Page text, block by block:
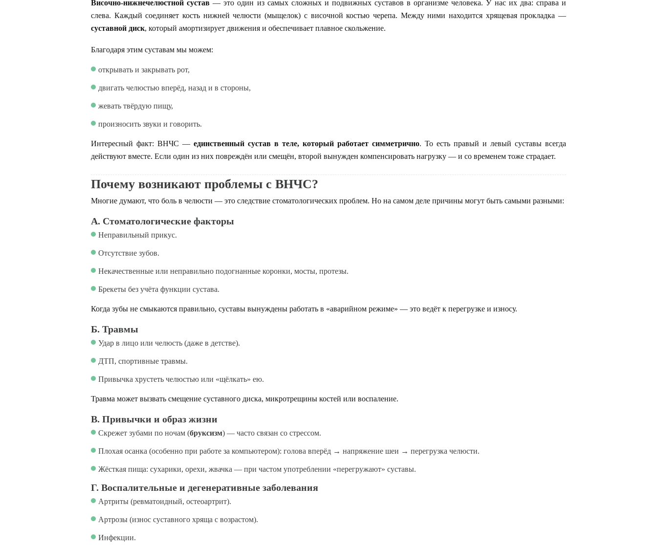
Височно-нижнечелюстной сустав — это один из самых сложных и подвижных суставов в организме человека. У нас их два: справа и
слева. Каждый соединяет кость нижней челюсти (мыщелок) с височной костью черепа. Между ними находится хрящевая прокладка —
суставной диск, который амортизирует движения и обеспечивает плавное скольжение.
Благодаря этим суставам мы можем:
открывать и закрывать рот,
двигать челюстью вперёд, назад и в стороны,
жевать твёрдую пищу,
произносить звуки и говорить.
Интересный факт: ВНЧС — единственный сустав в теле, который работает симметрично. То есть правый и левый суставы всегда
действуют вместе. Если один из них повреждён или смещён, второй вынужден компенсировать нагрузку — и со временем тоже страдает.
Почему возникают проблемы с ВНЧС?
Многие думают, что боль в челюсти — это следствие стоматологических проблем. Но на самом деле причины могут быть самыми разными:
А. Стоматологические факторы
Неправильный прикус.
Отсутствие зубов.
Некачественные или неправильно подогнанные коронки, мосты, протезы.
Брекеты без учёта функции сустава.
Когда зубы не смыкаются правильно, суставы вынуждены работать в «аварийном режиме» — это ведёт к перегрузке и износу.
Б. Травмы
Удар в лицо или челюсть (даже в детстве).
ДТП, спортивные травмы.
Привычка хрустеть челюстью или «щёлкать» ею.
Травма может вызвать смещение суставного диска, микротрещины костей или воспаление.
В. Привычки и образ жизни
Скрежет зубами по ночам (бруксизм) — часто связан со стрессом.
Плохая осанка (особенно при работе за компьютером): голова вперёд → напряжение шеи → перегрузка челюсти.
Жёсткая пища: сухарики, орехи, жвачка — при частом употреблении «перегружают» суставы.
Г. Воспалительные и дегенеративные заболевания
Артриты (ревматоидный, остеоартрит).
Артрозы (износ суставного хряща с возрастом).
Инфекции.